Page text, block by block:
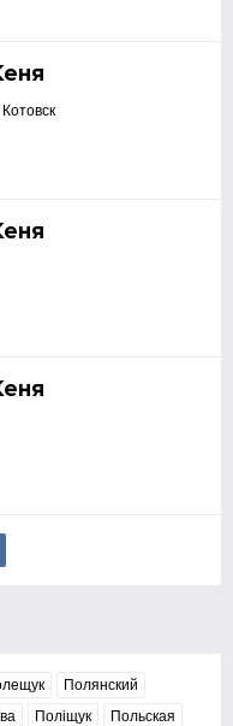
Полянский
Поліщук
Польская